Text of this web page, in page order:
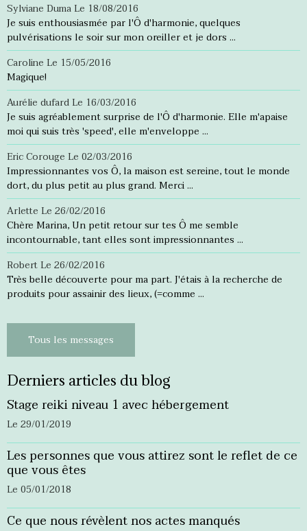
Sylviane DumaLe 18/08/2016
Je suis enthousiasmée par l'Ô d'harmonie, quelques
pulvérisations le soir sur mon oreiller et je dors ...
Caroline Le 15/05/2016
Magique!
Aurélie dufardLe 16/03/2016
Je suis agréablement surprise de l'Ô d'harmonie. Elle m'apaise
moi qui suis très 'speed', elle m'enveloppe ...
Eric Corouge Le 02/03/2016
Impressionnantes vos Ô, la maison est sereine, tout le monde
dort, du plus petit au plus grand. Merci ...
Arlette Le 26/02/2016
Chère Marina, Un petit retour sur tes Ô me semble
incontournable, tant elles sont impressionnantes ...
RobertLe 26/02/2016
Très belle découverte pour ma part. J'étais à la recherche de
produits pour assainir des lieux, (=comme ...
Tous les messages
Derniers articles du blog
Stage reiki niveau 1 avec hébergement
Le 29/01/2019
Les personnes que vous attirez sont le reflet de ce
que vous êtes
Le 05/01/2018
Ce que nous révèlent nos actes manqués